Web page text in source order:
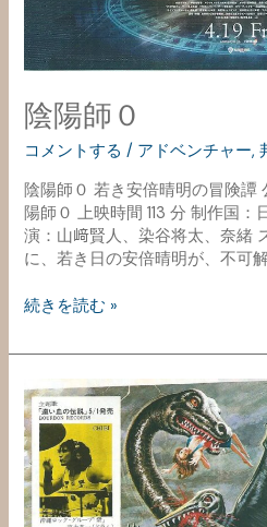
陰陽師０
コメントする / アドベンチャー,
陰陽師０ 若き安倍晴明の冒険譚
陽師０ 上映時間 113 分 制作国：
演：山﨑賢人、染谷将太、奈緒
に、若き日の安倍晴明が、不可
続きを読む »
恐
竜・
怪
鳥
の
伝